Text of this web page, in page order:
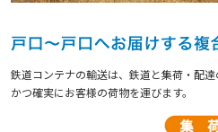
鉄道コンテナの輸送は、鉄道と集荷・配
かつ確実にお客様の荷物を運びます。